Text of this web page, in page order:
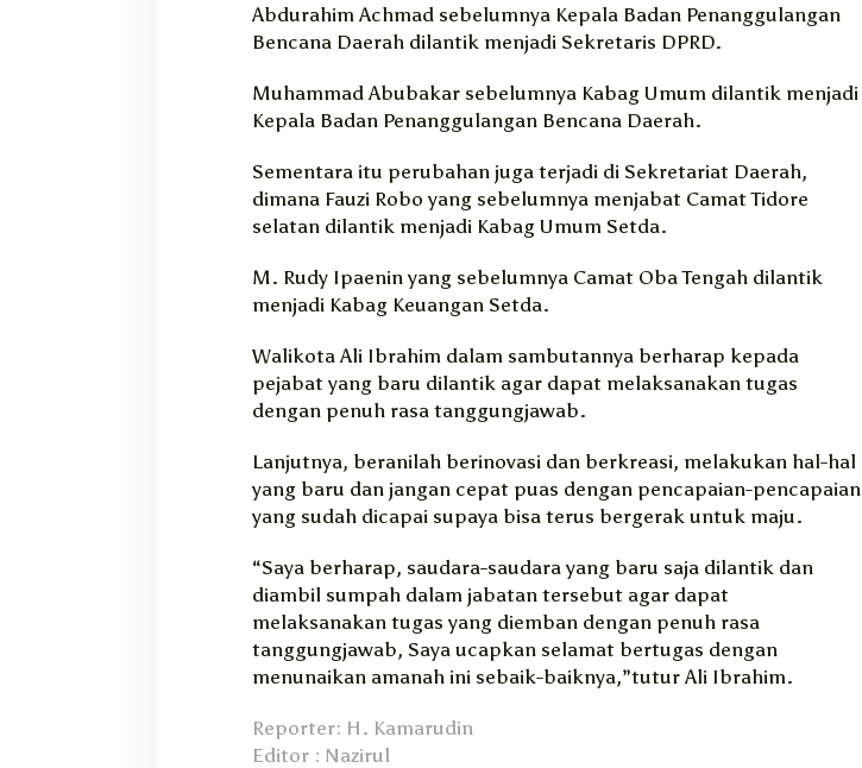
Abdurahim Achmad sebelumnya Kepala Badan Penanggulangan
Bencana Daerah dilantik menjadi Sekretaris DPRD.
Muhammad Abubakar sebelumnya Kabag Umum dilantik menjadi
Kepala Badan Penanggulangan Bencana Daerah.
Sementara itu perubahan juga terjadi di Sekretariat Daerah,
dimana Fauzi Robo yang sebelumnya menjabat Camat Tidore
selatan dilantik menjadi Kabag Umum Setda.
M. Rudy Ipaenin yang sebelumnya Camat Oba Tengah dilantik
menjadi Kabag Keuangan Setda.
Walikota Ali Ibrahim dalam sambutannya berharap kepada
pejabat yang baru dilantik agar dapat melaksanakan tugas
dengan penuh rasa tanggungjawab.
Lanjutnya, beranilah berinovasi dan berkreasi, melakukan hal-hal
yang baru dan jangan cepat puas dengan pencapaian-pencapaian
yang sudah dicapai supaya bisa terus bergerak untuk maju.
“Saya berharap, saudara-saudara yang baru saja dilantik dan
diambil sumpah dalam jabatan tersebut agar dapat
melaksanakan tugas yang diemban dengan penuh rasa
tanggungjawab, Saya ucapkan selamat bertugas dengan
menunaikan amanah ini sebaik-baiknya,”tutur Ali Ibrahim.
Reporter: H. Kamarudin
Editor : Nazirul